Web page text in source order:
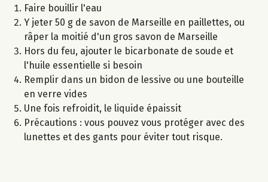
Faire bouillir l'eau
Y jeter 50 g de savon de Marseille en paillettes, ou
râper la moitié d'un gros savon de Marseille
Hors du feu, ajouter le bicarbonate de soude et
l'huile essentielle si besoin
Remplir dans un bidon de lessive ou une bouteille
en verre vides
Une fois refroidit, le liquide épaissit
Précautions : vous pouvez vous protéger avec des
lunettes et des gants pour éviter tout risque.